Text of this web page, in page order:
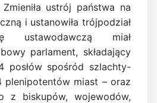
ustrój państwa na
i ustanowiła trójpodział
ustawodawczą miał
parlament, składający
posłów spośród szlachty-
plenipotentów miast – oraz
z biskupów, wojewodów,